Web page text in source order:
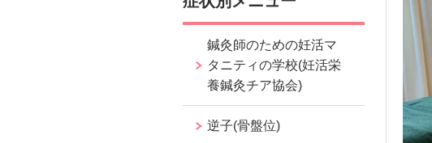
鍼灸師のための妊活マ
タニティの学校(妊活栄
養鍼灸チア協会)
逆子(骨盤位)